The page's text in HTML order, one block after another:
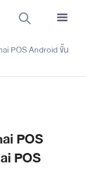
POS Android ขั้น
POS
POS